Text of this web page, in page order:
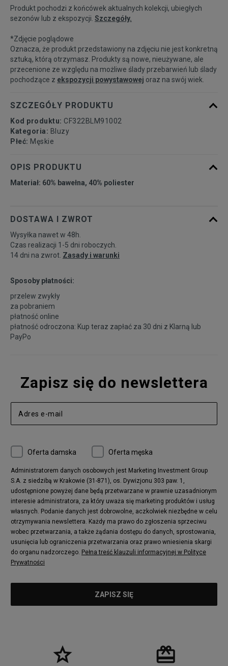
Powiadom o
L
Powiadom o
dostępności
dostępności
Produkt pochodzi z końcówek aktualnych kolekcji, ubiegłych
sezonów lub z ekspozycji. Szczegóły.
*Zdjęcie poglądowe
Oznacza, że produkt przedstawiony na zdjęciu nie jest konkretną
sztuką, którą otrzymasz. Produkty są nowe, nieużywane, ale
przecenione ze względu na możliwe ślady przebarwień lub ślady
pochodzące z ekspozycji powystawowej oraz na swój wiek.
SZCZEGÓŁY PRODUKTU
Kod produktu: CF322BLM91002
Kategoria: Bluzy
Płeć: Męskie
OPIS PRODUKTU
Materiał: 60% bawełna, 40% poliester
DOSTAWA I ZWROT
Wysyłka nawet w 48h.
Czas realizacji 1-5 dni roboczych.
14 dni na zwrot. Zasady i warunki
Sposoby płatności:
przelew zwykły
za pobraniem
płatność online
płatność odroczona: Kup teraz zapłać za 30 dni z Klarną lub
PayPo
Zapisz się do newslettera
Oferta damska Oferta męska
Administratorem danych osobowych jest Marketing Investment Group
S.A. z siedzibą w Krakowie (31-871), os. Dywizjonu 303 paw. 1,
udostępnione powyżej dane będą przetwarzane w prawnie uzasadnionym
interesie administratora, za który uważa się marketing produktów i usług
własnych. Podanie danych jest dobrowolne, aczkolwiek niezbędne w celu
otrzymywania newslettera. Każdy ma prawo do zgłoszenia sprzeciwu
wobec przetwarzania, a także żądania dostępu do danych, sprostowania,
usunięcia lub ograniczenia przetwarzania oraz prawo wniesienia skargi
do organu nadzorczego. Pełna treść klauzuli informacyjnej w Polityce
Prywatności